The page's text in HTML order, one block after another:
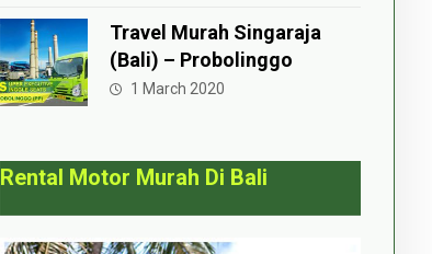
Travel Murah Singaraja
(Bali) – Probolinggo
1 March 2020
Rental Motor Murah Di Bali